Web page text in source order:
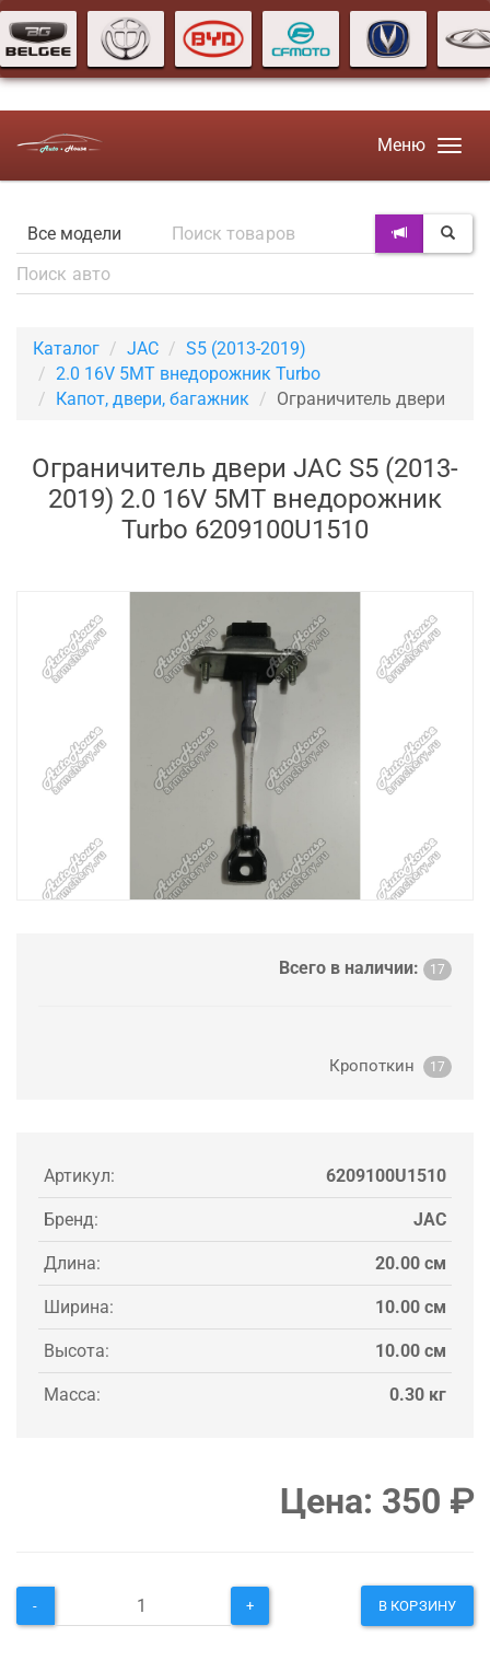
Меню
Каталог JAC
S5 (2013-2019)
2.0 16V 5MT внедорожник Turbo
Капот, двери, багажник
Ограничитель двери
Ограничитель двери JAC S5 (2013-
2019) 2.0 16V 5MT внедорожник
Turbo 6209100U1510
Всего в наличии: 17
Кропоткин 17
Артикул: 6209100U1510
Бренд: JAC
Длина: 20.00 см
Ширина: 10.00 см
Высота: 10.00 см
Масса: 0.30 кг
Цена: 350 ₽
- + В КОРЗИНУ